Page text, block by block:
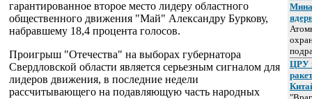
гарантированное второе место лидеру областного
общественного движения "Май" Александру Буркову,
набравшему 18,4 процента голосов.
Проигрыш "Отечества" на выборах губернатора
Свердловской области является серьезным сигналом для
лидеров движения, в последние недели
рассчитывающего на подавляющую часть народных
ЦРУ